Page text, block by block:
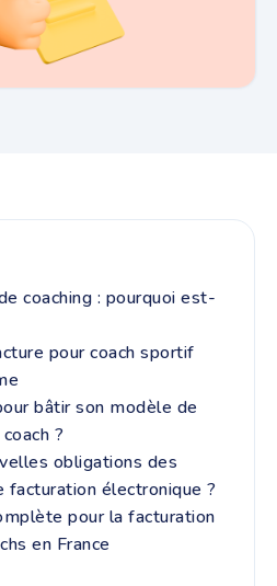
coaching : pourquoi est-
pour coach sportif
bâtir son modèle de
?
obligations des
facturation électronique ?
pour la facturation
en France